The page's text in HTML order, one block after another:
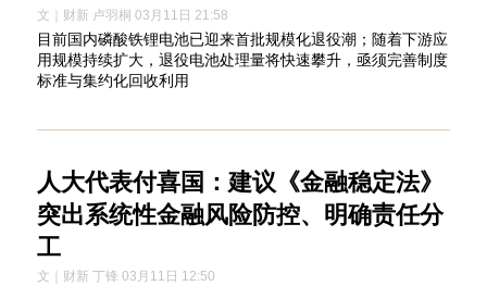
文｜财新 卢羽桐 03月11日 21:58
目前国内磷酸铁锂电池已迎来首批规模化退役潮；随着下游应
用规模持续扩大，退役电池处理量将快速攀升，亟须完善制度
标准与集约化回收利用
人大代表付喜国：建议《金融稳定法》
突出系统性金融风险防控、明确责任分
工
文｜财新 丁锋 03月11日 12:50